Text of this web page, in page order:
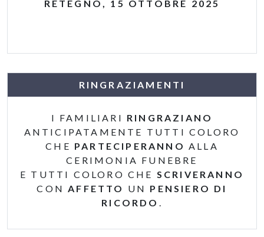
RETEGNO, 15 OTTOBRE 2025
RINGRAZIAMENTI
I FAMILIARI RINGRAZIANO
ANTICIPATAMENTE TUTTI COLORO
CHE PARTECIPERANNO ALLA
CERIMONIA FUNEBRE
E TUTTI COLORO CHE SCRIVERANNO
CONAFFETTO UN PENSIERO DI
RICORDO .